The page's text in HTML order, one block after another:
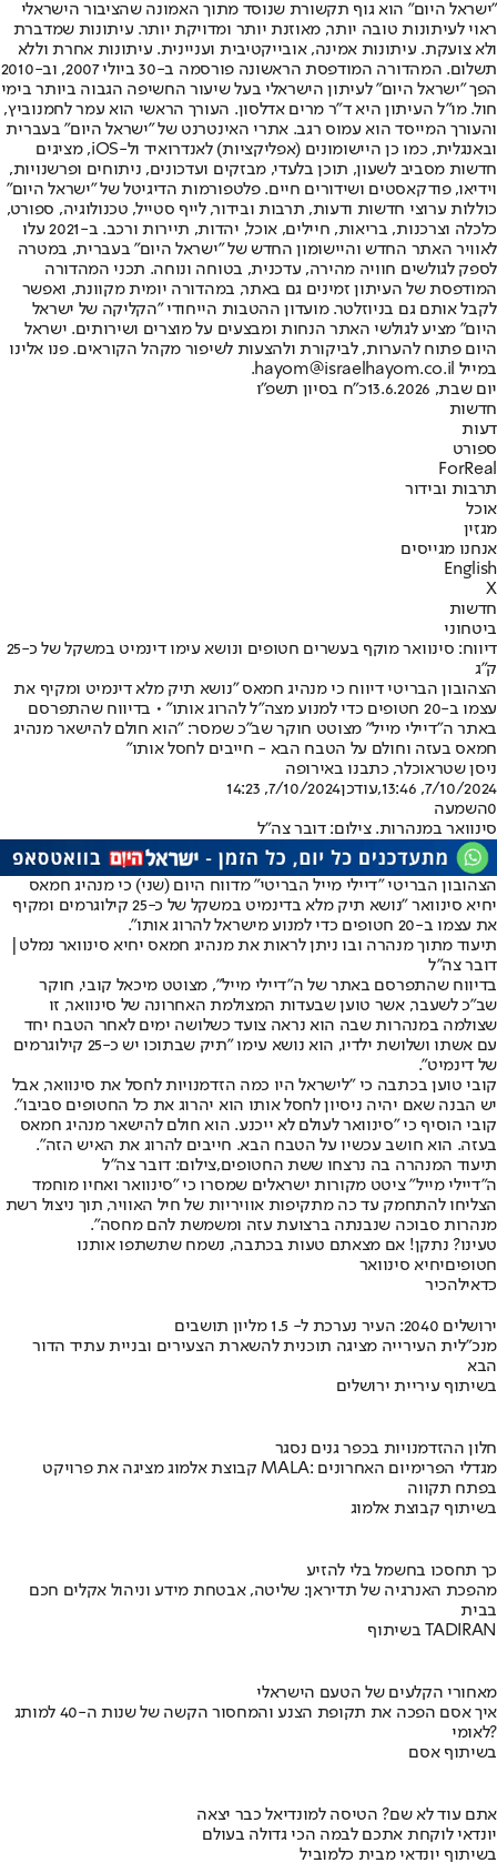
"ישראל היום" הוא גוף תקשורת שנוסד מתוך האמונה שהציבור הישראלי
ראוי לעיתונות טובה יותר, מאוזנת יותר ומדויקת יותר. עיתונות שמדברת
ולא צועקת. עיתונות אמינה, אובייקטיבית ועניינית. עיתונות אחרת וללא
תשלום. המהדורה המודפסת הראשונה פורסמה ב-30 ביולי 2007, וב-2010
הפך "ישראל היום" לעיתון הישראלי בעל שיעור החשיפה הגבוה ביותר בימי
חול. מו"ל העיתון היא ד"ר מרים אדלסון. העורך הראשי הוא עמר לחמנוביץ,
והעורך המייסד הוא עמוס רגב. אתרי האינטרנט של "ישראל היום" בעברית
ובאנגלית, כמו כן היישומונים (אפליקציות) לאנדרואיד ול-iOS, מציגים
חדשות מסביב לשעון, תוכן בלעדי, מבזקים ועדכונים, ניתוחים ופרשנויות,
וידיאו, פודקאסטים ושידורים חיים. פלטפורמות הדיגיטל של "ישראל היום"
כוללות ערוצי חדשות ודעות, תרבות ובידור, לייף סטייל, טכנולוגיה, ספורט,
כלכלה וצרכנות, בריאות, חיילים, אוכל, יהדות, תיירות ורכב. ב-2021 עלו
לאוויר האתר החדש והיישומון החדש של "ישראל היום" בעברית, במטרה
לספק לגולשים חוויה מהירה, עדכנית, בטוחה ונוחה. תכני המהדורה
המודפסת של העיתון זמינים גם באתר, במהדורה יומית מקוונת, ואפשר
לקבל אותם גם בניוזלטר. מועדון ההטבות הייחודי "הקליקה של ישראל
היום" מציע לגולשי האתר הנחות ומבצעים על מוצרים ושירותים. ישראל
היום פתוח להערות, לביקורת ולהצעות לשיפור מקהל הקוראים. פנו אלינו
במייל hayom@israelhayom.co.il.
יום שבת, 13.6.2026
כ"ח בסיון תשפ"ו
חדשות
דעות
ספורט
ForReal
תרבות ובידור
אוכל
מגזין
אנחנו מגייסים
English
X
חדשות
ביטחוני
דיווח: סינוואר מוקף בעשרים חטופים ונושא עימו דינמיט במשקל של כ-25
ק"ג
הצהובון הבריטי דיווח כי מנהיג חמאס "נושא תיק מלא דינמיט ומקיף את
עצמו ב-20 חטופים כדי למנוע מצה"ל להרוג אותו" • בדיווח שהתפרסם
באתר ה"דיילי מייל" מצוטט חוקר שב"כ שמסר: "הוא חולם להישאר מנהיג
חמאס בעזה וחולם על הטבח הבא - חייבים לחסל אותו"
ניסן שטראוכלר, כתבנו באירופה
7/10/2024, 13:46
,עודכן7/10/2024, 14:23
0השמעה
סינוואר במנהרות. צילום: דובר צה"ל
הצהובון הבריטי "דיילי מייל הבריטי" מדווח היום (שני) כי מנהיג חמאס
יחיא סינוואר "נושא תיק מלא בדינמיט במשקל של כ-25 קילוגרמים ומקיף
את עצמו ב-20 חטופים כדי למנוע מישראל להרוג אותו".
תיעוד מתוך מנהרה ובו ניתן לראות את מנהיג חמאס יחיא סינוואר נמלט|
דובר צה"ל
בדיווח שהתפרסם באתר של ה"דיילי מייל", מצוטט מיכאל קובי, חוקר
שב"כ לשעבר, אשר טוען שבעדות המצולמת האחרונה של סינוואר, זו
שצולמה במנהרות שבה הוא נראה צועד כשלושה ימים לאחר הטבח יחד
עם אשתו ושלושת ילדיו, הוא נושא עימו "תיק שבתוכו יש כ-25 קילוגרמים
של דינמיט".
קובי טוען בכתבה כי "לישראל היו כמה הזדמנויות לחסל את סינוואר, אבל
יש הבנה שאם יהיה ניסיון לחסל אותו הוא יהרוג את כל החטופים סביבו".
קובי הוסיף כי "סינוואר לעולם לא ייכנע. הוא חולם להישאר מנהיג חמאס
בעזה. הוא חושב עכשיו על הטבח הבא. חייבים להרוג את האיש הזה".
תיעוד המנהרה בה נרצחו ששת החטופים,צילום: דובר צה"ל
ה"דיילי מייל" ציטט מקורות ישראלים שמסרו כי "סינוואר ואחיו מוחמד
הצליחו להתחמק עד כה מתקיפות אוויריות של חיל האוויר, תוך ניצול רשת
מנהרות סבוכה שנבנתה ברצועת עזה ומשמשת להם מחסה".
טעינו? נתקן! אם מצאתם טעות בכתבה, נשמח שתשתפו אותנו
חטופיםיחיא סינוואר
כדאילהכיר
ירושלים 2040: העיר נערכת ל- 1.5 מליון תושבים
מנכ"לית העירייה מציגה תוכנית להשארת הצעירים ובניית עתיד הדור
הבא
בשיתוף עיריית ירושלים
חלון ההזדמנויות בכפר גנים נסגר
קבוצת אלמוג מציגה את פרויקט MALA: מגדלי הפרימיום האחרונים
בפתח תקווה
בשיתוף קבוצת אלמוג
כך תחסכו בחשמל בלי להזיע
מהפכת האנרגיה של תדיראן: שליטה, אבטחת מידע וניהול אקלים חכם
בבית
בשיתוף TADIRAN
מאחורי הקלעים של הטעם הישראלי
איך אסם הפכה את תקופת הצנע והמחסור הקשה של שנות ה-40 למותג
לאומי?
בשיתוף אסם
אתם עוד לא שם? הטיסה למונדיאל כבר יצאה
יונדאי לוקחת אתכם לבמה הכי גדולה בעולם
בשיתוף יונדאי מבית כלמוביל